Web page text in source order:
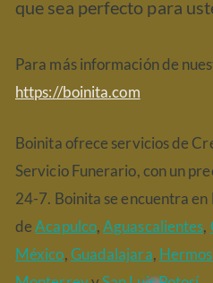
que sea perfecto para
Para más información de
https://boinita.com
Boinita ofrece servicios de
Servicio Funerario, con un
24-7. Boinita se encuentra
deAcapulco,Aguascalientes,
México,Guadalajara,